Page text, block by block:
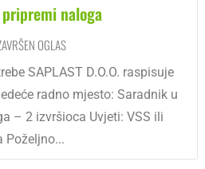
naloga
OGLAS
SAPLAST D.O.O. raspisuje
radno mjesto: Saradnik u
– 2 izvršioca Uvjeti: VSS ili
Poželjno...